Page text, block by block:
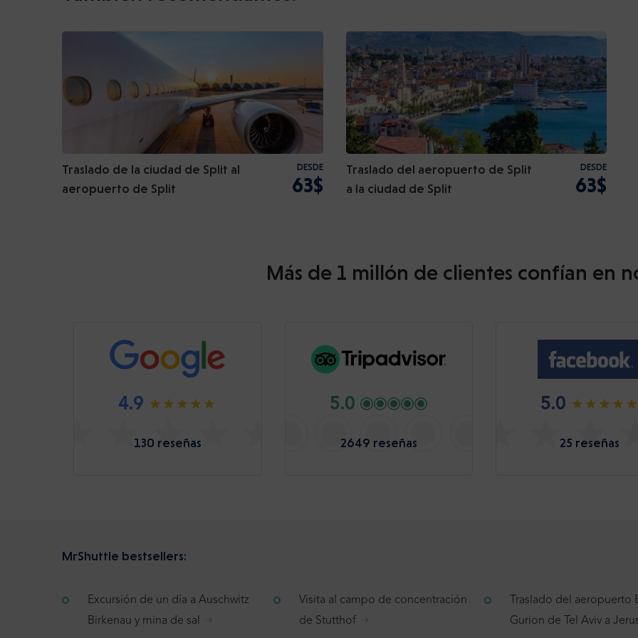
Traslado de la ciudad de Split al
aeropuerto de Split
DESDE
63$
Traslado del aeropuerto de Split
a la ciudad de Split
DESDE
63$
Más de 1 millón de clientes confían en
4.9
130 reseñas
5.0
2649 reseñas
5.0
25 reseñas
MrShuttle bestsellers:
Excursión de un día a Auschwitz
Birkenau y mina de sal
Visita al campo de concentración
de Stutthof
Traslado del aeropuerto
Gurion de Tel Aviv a